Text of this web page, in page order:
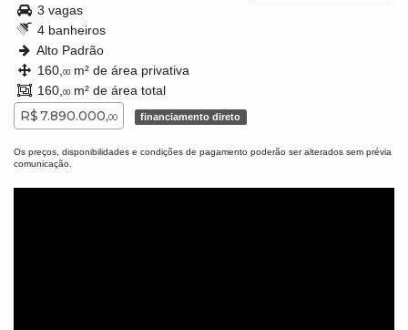
3 vagas
4 banheiros
Alto Padrão
160, 00m² de área privativa
160, 00m² de área total
R$ 7.890.000,00 financiamento direto
Os preços, disponibilidades e condições de pagamento poderão ser alterados sem prévia
comunicação.